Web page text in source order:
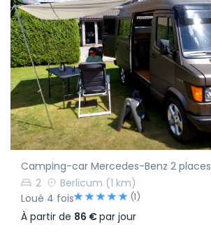
Camping-car Mercedes-Benz 2 places
2
Berlicum (1 km)
Loué 4 fois
(1)
À partir de 86 €par jour